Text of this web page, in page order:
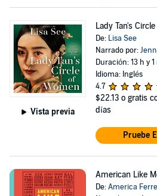
Vista previa
Lady Tan's
De: Lisa See
Narrado por:
Duración: 13 h y 1
Idioma: Inglés
4.7
$22.13 o gratis
días
Pruebe
American Like
De:America